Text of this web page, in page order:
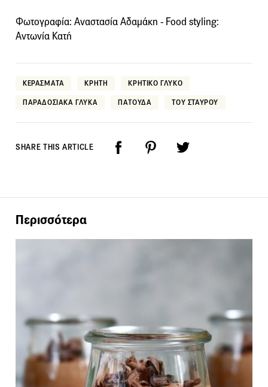
Φωτογραφία: Αναστασία Αδαμάκη - Food styling:
Αντωνία Κατή
ΚΕΡΑΣΜΑΤΑ ΚΡΗΤΗ ΚΡΗΤΙΚΟ ΓΛΥΚΟ
ΠΑΡΑΔΟΣΙΑΚΑ ΓΛΥΚΑ ΠΑΤΟΥΔΑ ΤΟΥ ΣΤΑΥΡΟΥ
SHARE THIS ARTICLE
Περισσότερα